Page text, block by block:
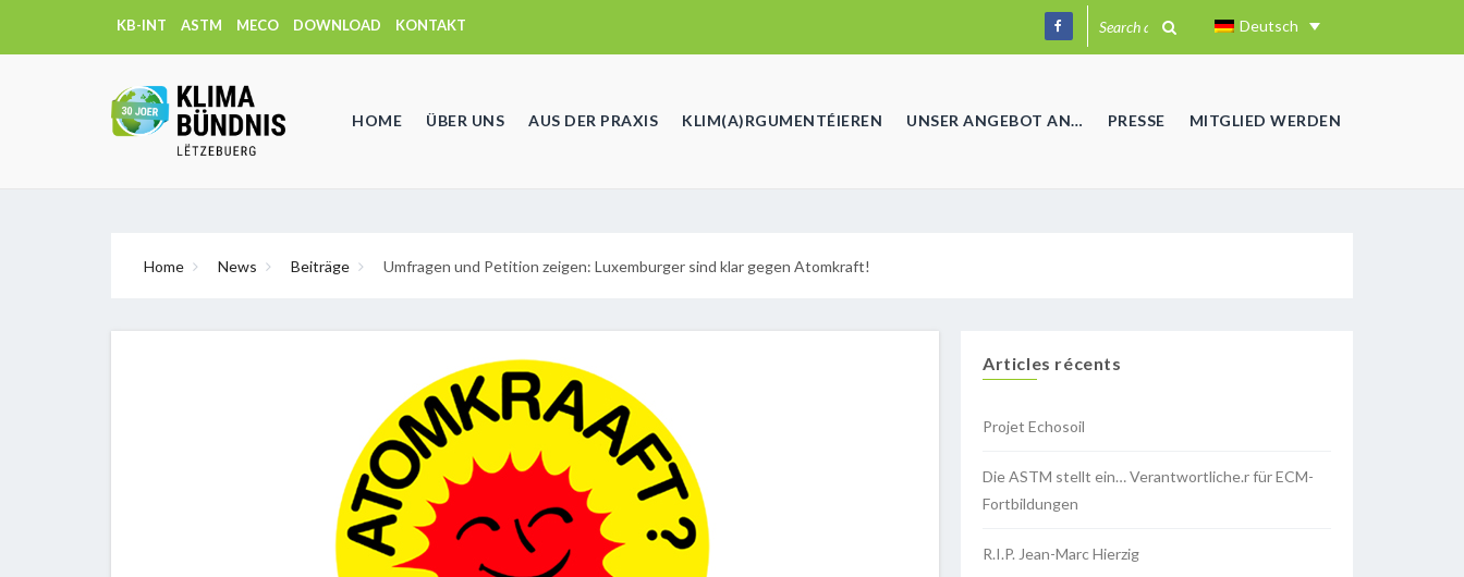
KB-INT ASTM MECO DOWNLOAD KONTAKT Deutsch
HOME ÜBER UNS AUS DER PRAXIS KLIM(A)RGUMENTÉIEREN UNSER ANGEBOT AN… PRESSE MITGLIED WERDEN
Home News Beiträge Umfragen und Petition zeigen: Luxemburger sind klar gegen Atomkraft!
Articles récents
Projet Echosoil
Die ASTM stellt ein… Verantwortliche.r für ECM-
Fortbildungen
R.I.P. Jean-Marc Hierzig